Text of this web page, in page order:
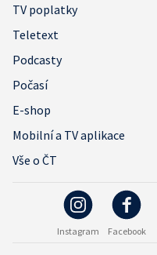
TV poplatky
Teletext
Podcasty
Počasí
E-shop
Mobilní a TV aplikace
Vše o ČT
Instagram Facebook